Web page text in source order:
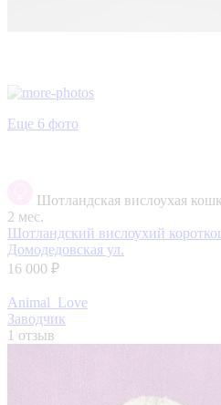
Еще 6 фото
Шотландская вислоухая
2 мес.
Шотландский вислоухий
Домодедовская ул.
16 000 ₽
Animal_Love
Заводчик
1 отзыв